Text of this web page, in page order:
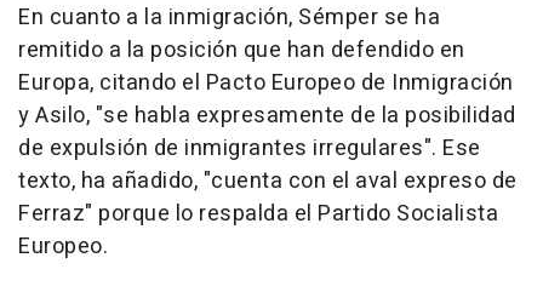
En cuanto a la inmigración, Sémper se ha
remitido a la posición que han defendido en
Europa, citando el Pacto Europeo de Inmigración
y Asilo, "se habla expresamente de la posibilidad
de expulsión de inmigrantes irregulares". Ese
texto, ha añadido, "cuenta con el aval expreso de
Ferraz" porque lo respalda el Partido Socialista
Europeo.